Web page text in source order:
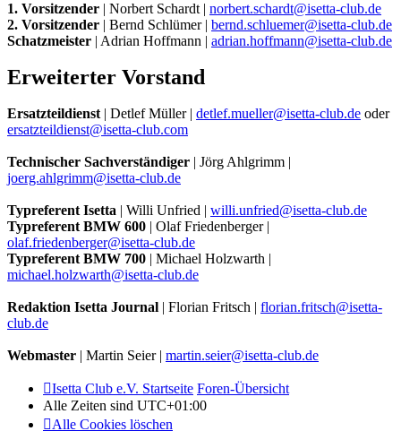
1. Vorsitzender | Norbert Schardt | norbert.schardt@isetta-club.de
2. Vorsitzender | Bernd Schlümer | bernd.schluemer@isetta-club.de
Schatzmeister | Adrian Hoffmann | adrian.hoffmann@isetta-club.de
Erweiterter Vorstand
Ersatzteildienst | Detlef Müller | detlef.mueller@isetta-club.de oder
ersatzteildienst@isetta-club.com
Technischer Sachverständiger | Jörg Ahlgrimm |
joerg.ahlgrimm@isetta-club.de
Typreferent Isetta | Willi Unfried | willi.unfried@isetta-club.de
Typreferent BMW 600 | Olaf Friedenberger |
olaf.friedenberger@isetta-club.de
Typreferent BMW 700 | Michael Holzwarth |
michael.holzwarth@isetta-club.de
Redaktion Isetta Journal | Florian Fritsch | florian.fritsch@isetta-
club.de
Webmaster | Martin Seier | martin.seier@isetta-club.de
Isetta Club e.V. Startseite Foren-Übersicht
Alle Zeiten sind UTC+01:00
Alle Cookies löschen